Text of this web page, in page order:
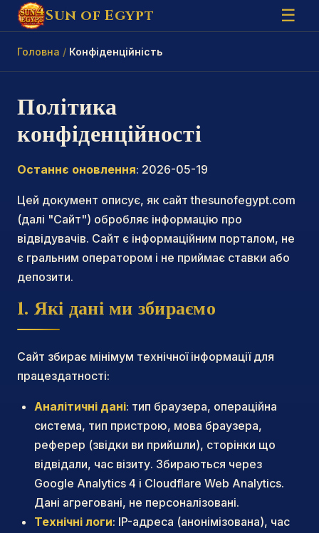
Sun of Egypt ☰
Головна Конфіденційність
Політика
конфіденційності
Останнє оновлення: 2026-05-19
Цей документ описує, як сайт thesunofegypt.com
(далі "Сайт") обробляє інформацію про
відвідувачів. Сайт є інформаційним порталом, не
є гральним оператором і не приймає ставки або
депозити.
1. Які дані ми збираємо
Сайт збирає мінімум технічної інформації для
працездатності:
Аналітичні дані: тип браузера, операційна
система, тип пристрою, мова браузера,
реферер (звідки ви прийшли), сторінки що
відвідали, час візиту. Збираються через
Google Analytics 4 і Cloudflare Web Analytics.
Дані агреговані, не персоналізовані.
Технічні логи: IP-адреса (анонімізована), час